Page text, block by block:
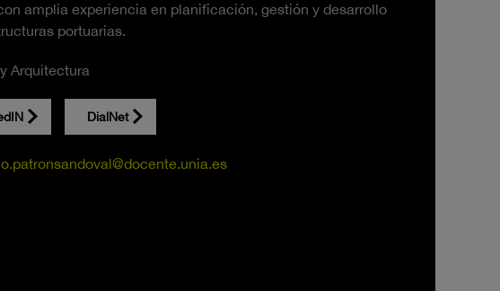
amplia experiencia en planificación, gestión y desarrollo
portuarias.
Arquitectura
DialNet